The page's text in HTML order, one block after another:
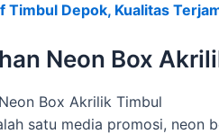
Timbul Depok, Kualitas
Neon Box
Box Akrilik Timbul
satu media promosi, neon